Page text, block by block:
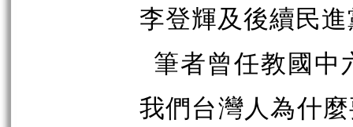
李登輝及後續民
筆者曾任教國中
我們台灣人為什